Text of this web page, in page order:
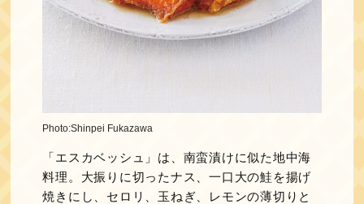
Photo:Shinpei Fukazawa
「エスカベッシュ」は、南蛮漬けに似た地中海
料理。大振りに切ったナス、一口大の鮭を揚げ
焼きにし、セロリ、玉ねぎ、レモンの薄切りと